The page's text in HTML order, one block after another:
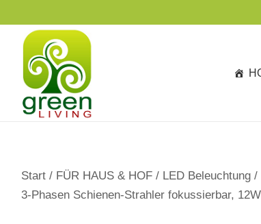
p
Start / FÜR HAUS & HOF / LED Beleuchtung /
3-Phasen Schienen-Strahler fokussierbar,